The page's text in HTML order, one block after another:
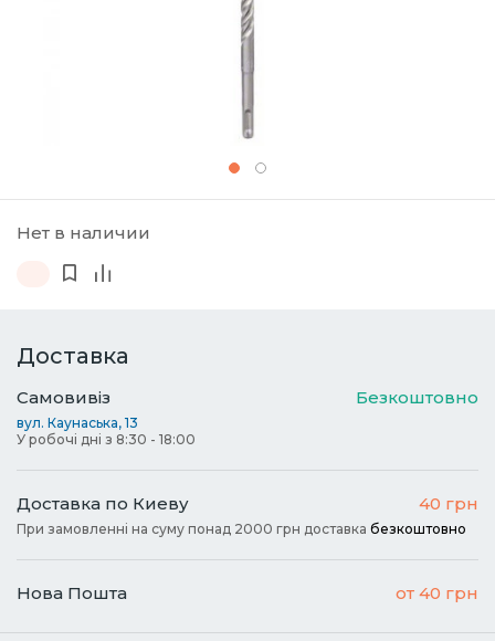
Нет в наличии
Доставка
Самовивіз Безкоштовно
вул. Каунаська, 13
У робочі дні з 8:30 - 18:00
Доставка по Киеву 40 грн
При замовленні на суму понад 2000 грн доставка безкоштовно
Нова Пошта от 40 грн